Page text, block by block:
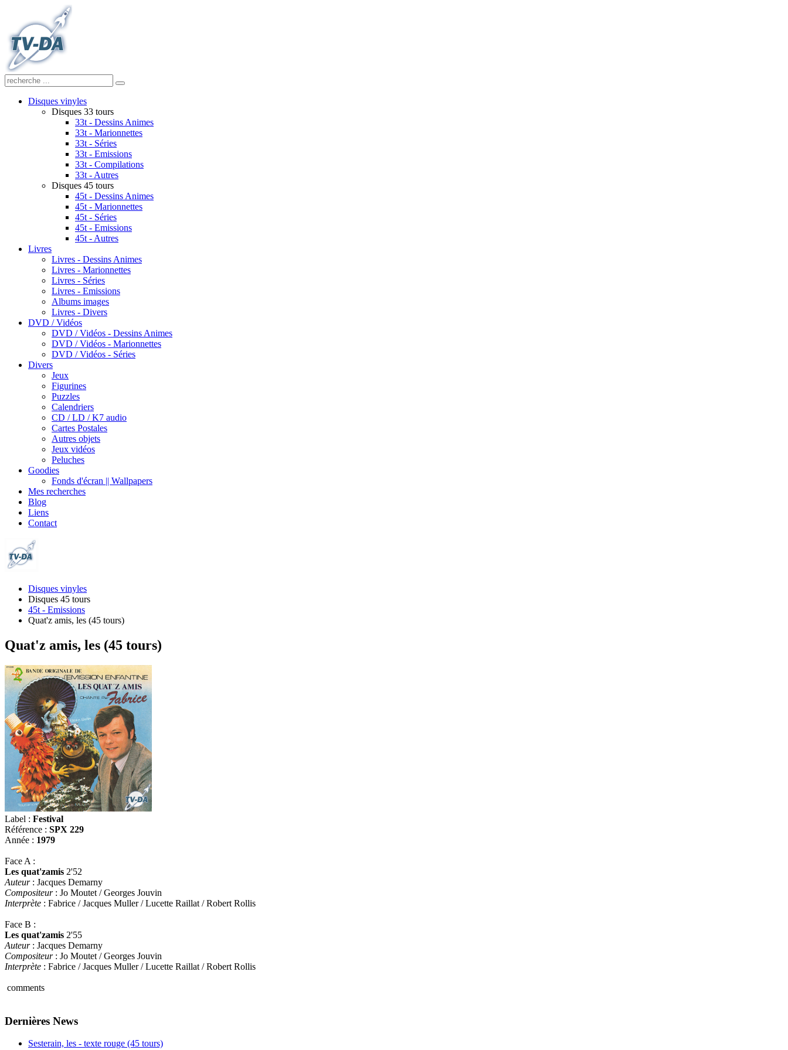
Disques vinyles
Disques 33 tours
33t - Dessins Animes
33t - Marionnettes
33t - Séries
33t - Emissions
33t - Compilations
33t - Autres
Disques 45 tours
45t - Dessins Animes
45t - Marionnettes
45t - Séries
45t - Emissions
45t - Autres
Livres
Livres - Dessins Animes
Livres - Marionnettes
Livres - Séries
Livres - Emissions
Albums images
Livres - Divers
DVD / Vidéos
DVD / Vidéos - Dessins Animes
DVD / Vidéos - Marionnettes
DVD / Vidéos - Séries
Divers
Jeux
Figurines
Puzzles
Calendriers
CD / LD / K7 audio
Cartes Postales
Autres objets
Jeux vidéos
Peluches
Goodies
Fonds d'écran || Wallpapers
Mes recherches
Blog
Liens
Contact
Disques vinyles
Disques 45 tours
45t - Emissions
Quat'z amis, les (45 tours)
Quat'z amis, les (45 tours)
Label : Festival
Référence : SPX 229
Année : 1979
Face A :
Les quat'zamis 2'52
Auteur: Jacques Demarny
Compositeur: Jo Moutet / Georges Jouvin
Interprète : Fabrice / Jacques Muller / Lucette Raillat / Robert Rollis
Face B :
Les quat'zamis 2'55
Auteur: Jacques Demarny
Compositeur: Jo Moutet / Georges Jouvin
Interprète : Fabrice / Jacques Muller / Lucette Raillat / Robert Rollis
comments
Dernières News
Sesterain, les - texte rouge (45 tours)